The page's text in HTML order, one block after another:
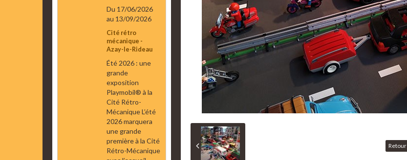
Retour
Du 17/06/2026
au 13/09/2026
Cité rétro
mécanique -
Azay-le-Rideau
Été 2026 : une
grande
exposition
Playmobil® à la
Cité Rétro-
Mécanique L’été
2026 marquera
une grande
première à la Cité
Rétro-Mécanique